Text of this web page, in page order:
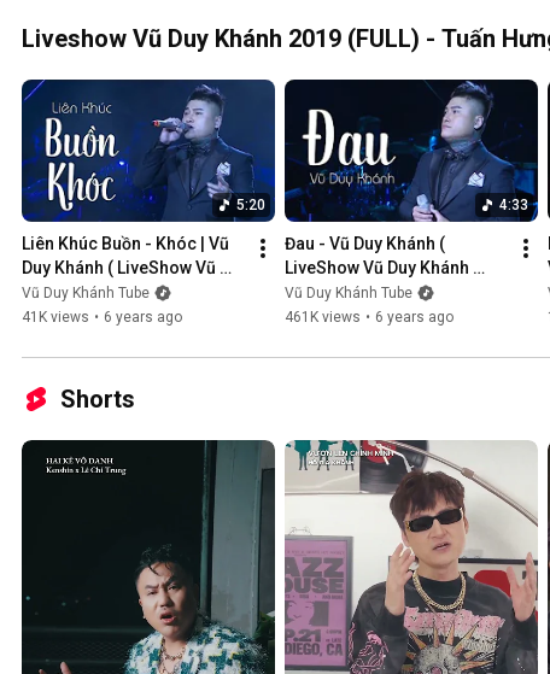
Liveshow Vũ Duy Khánh 2019 (FULL) - Tuấn
5:20
Liên Khúc Buồn - Khóc | Vũ
Duy Khánh ( LiveShow Vũ
Duy Khánh 2019 Phần 1/21 )
Vũ Duy Khánh Tube
41K views • 6 years ago
4:33
Đau - Vũ Duy Khánh (
LiveShow Vũ Duy Khánh
2019 Phần 2/21 )
Vũ Duy Khánh Tube
461K views • 6 years ago
Shorts